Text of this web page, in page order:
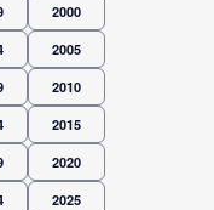
2000
2005
2010
2015
2020
2025